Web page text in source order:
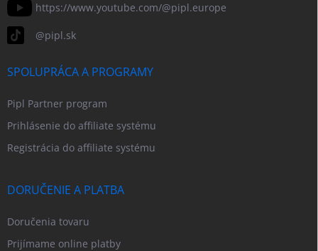
https://www.youtube.com/@pipl.europe
@pipl.sk
SPOLUPRÁCA A PROGRAMY
Pipl Partner program
Prihlásenie do affiliate systému
Registrácia do affiliate systému
DORUČENIE A PLATBA
Doručenia tovaru
Prijímame online platby